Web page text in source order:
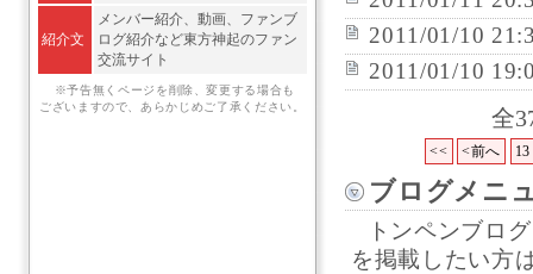
2011/01/10
2011/01/10
全
<< <前へ 13
ブログメニ
トンペンブロ
を掲載したい方
紹介文
メンバー紹介、動画、ファンブ
ログ紹介など東方神起のファン
交流サイト
※予告無くページを削除、変更する場合も
ございますので、あらかじめご了承ください。